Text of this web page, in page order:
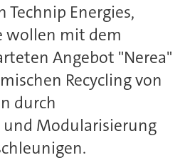
Energies,
wollen mit dem
Angebot "Nerea"
Recycling von
durch
Modularisierung